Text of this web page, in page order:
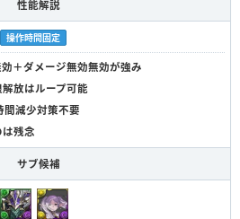
性能解説
操作時間固定
＋ダメージ無効無効が強み
放はループ可能
間減少対策不要
残念
サブ候補